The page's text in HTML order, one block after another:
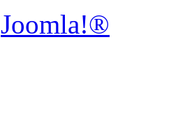
Joomla!®